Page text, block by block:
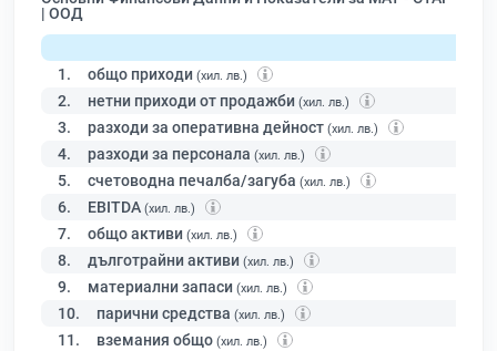
| ООД
1. общо приходи (хил. лв.)
2. нетни приходи от продажби (хил. лв.)
3. разходи за оперативна дейност (хил. лв.)
4. разходи за персонала (хил. лв.)
5. счетоводна печалба/загуба (хил. лв.)
6. EBITDA (хил. лв.)
7. общо активи (хил. лв.)
8. дълготрайни активи (хил. лв.)
9. материални запаси (хил. лв.)
10. парични средства (хил. лв.)
11. вземания общо (хил. лв.)